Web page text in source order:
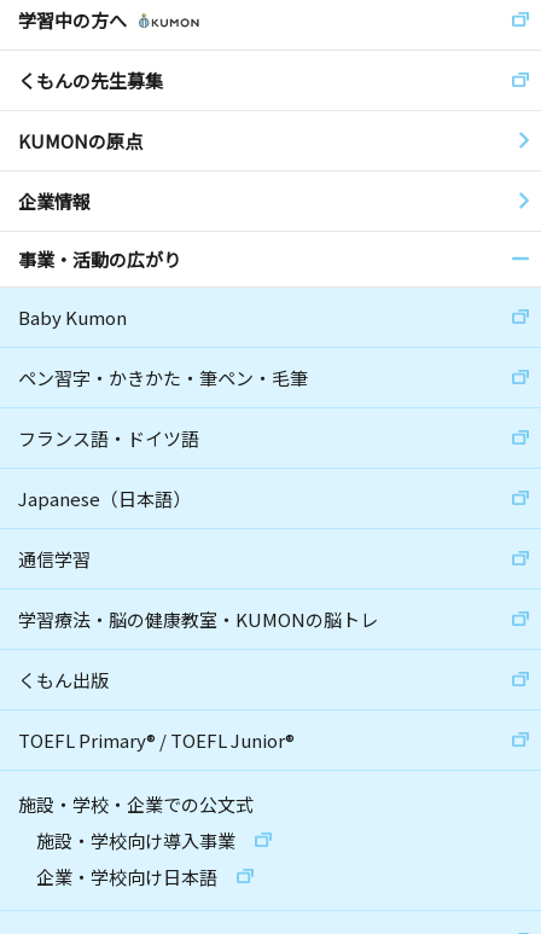
学習中の方へ
くもんの先生募集
KUMONの原点
企業情報
事業・活動の広がり
Baby Kumon
ペン習字・かきかた・筆ペン・毛筆
フランス語・ドイツ語
Japanese（日本語）
通信学習
学習療法・脳の健康教室・KUMONの脳トレ
くもん出版
TOEFL Primary® /TOEFL Junior®
施設・学校・企業での公文式
施設・学校向け導入事業
企業・学校向け日本語